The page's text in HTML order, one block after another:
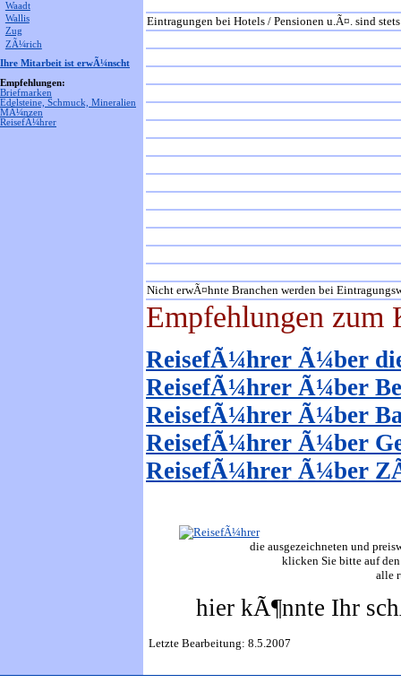
Waadt
Wallis
Zug
ZÃ¼rich
Ihre Mitarbeit ist erwÃ¼nscht
Empfehlungen:
Briefmarken
Edelsteine, Schmuck, Mineralien
MÃ¼nzen
ReisefÃ¼hrer
Eintragungen bei Hotels / Pensionen u.Ã¤. sind
Nicht erwÃ¤hnte Branchen werden bei
Empfehlungen zum
ReisefÃ¼hrer Ã¼ber
ReisefÃ¼hrer Ã¼ber
ReisefÃ¼hrer Ã¼ber
ReisefÃ¼hrer Ã¼ber
ReisefÃ¼hrer Ã¼ber
die ausgezeichneten und
klicken Sie bitte auf
alle
hier kÃ¶nnte Ihr
Letzte Bearbeitung: 8.5.2007